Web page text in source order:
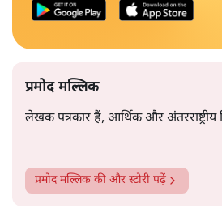
प्रमोद मल्लिक
लेखक पत्रकार हैं, आर्थिक और
प्रमोद मल्लिक की और स्टोरी पढ़ें